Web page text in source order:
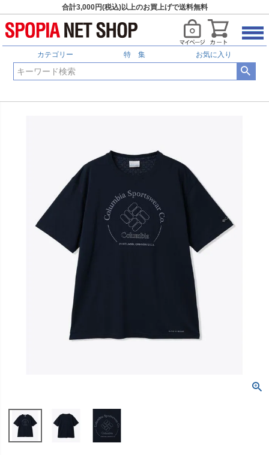
合計3,000円(税込)以上のお買上げで送料無料
カテゴリー 特 集 お気に入り